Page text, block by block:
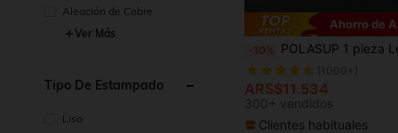
Aleación de Cobre
Ver Más
Tipo De Estampado
Liso
Ahorro de
-10% POLASUP 1 pieza Lentes polarizados Diseño clásico de estilo de viaje y senderismo Diseño de lentes polarizados para conducir y pescar Diseño rojo con remache rojo y almohadillas de silicona amortiguadoras de fricción Gafas de moda calle Todas las estaciones
#2 Más vendidos
(1000+)
#2 Más vendidos
(1000+)
#2 Más vendidos
(1000+)
#2 Más vendidos
(1000+)
ARS$11.534
300+ vendidos
Clientes habituales